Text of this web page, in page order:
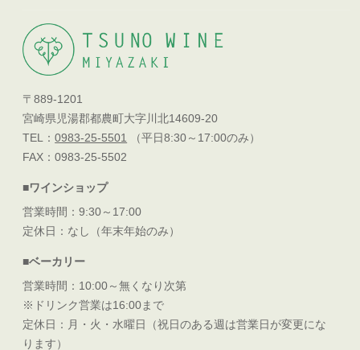
〒889-1201
宮崎県児湯郡都農町大字川北14609-20
TEL：0983-25-5501
（平日8:30～17:00のみ）
FAX：0983-25-5502
■ワインショップ
営業時間：9:30～17:00
定休日：なし（年末年始のみ）
■ベーカリー
営業時間：10:00～無くなり次第
※ドリンク営業は16:00まで
定休日：月・火・水曜日（祝日のある週は営業日が変更にな
ります）